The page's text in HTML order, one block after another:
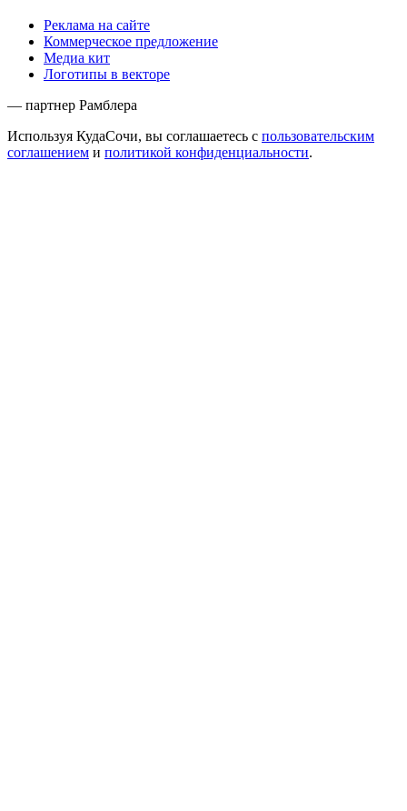
Реклама на сайте
Коммерческое предложение
Медиа кит
Логотипы в векторе
— партнер Рамблера
Используя КудаСочи, вы соглашаетесь с пользовательским
соглашением и политикой конфиденциальности.